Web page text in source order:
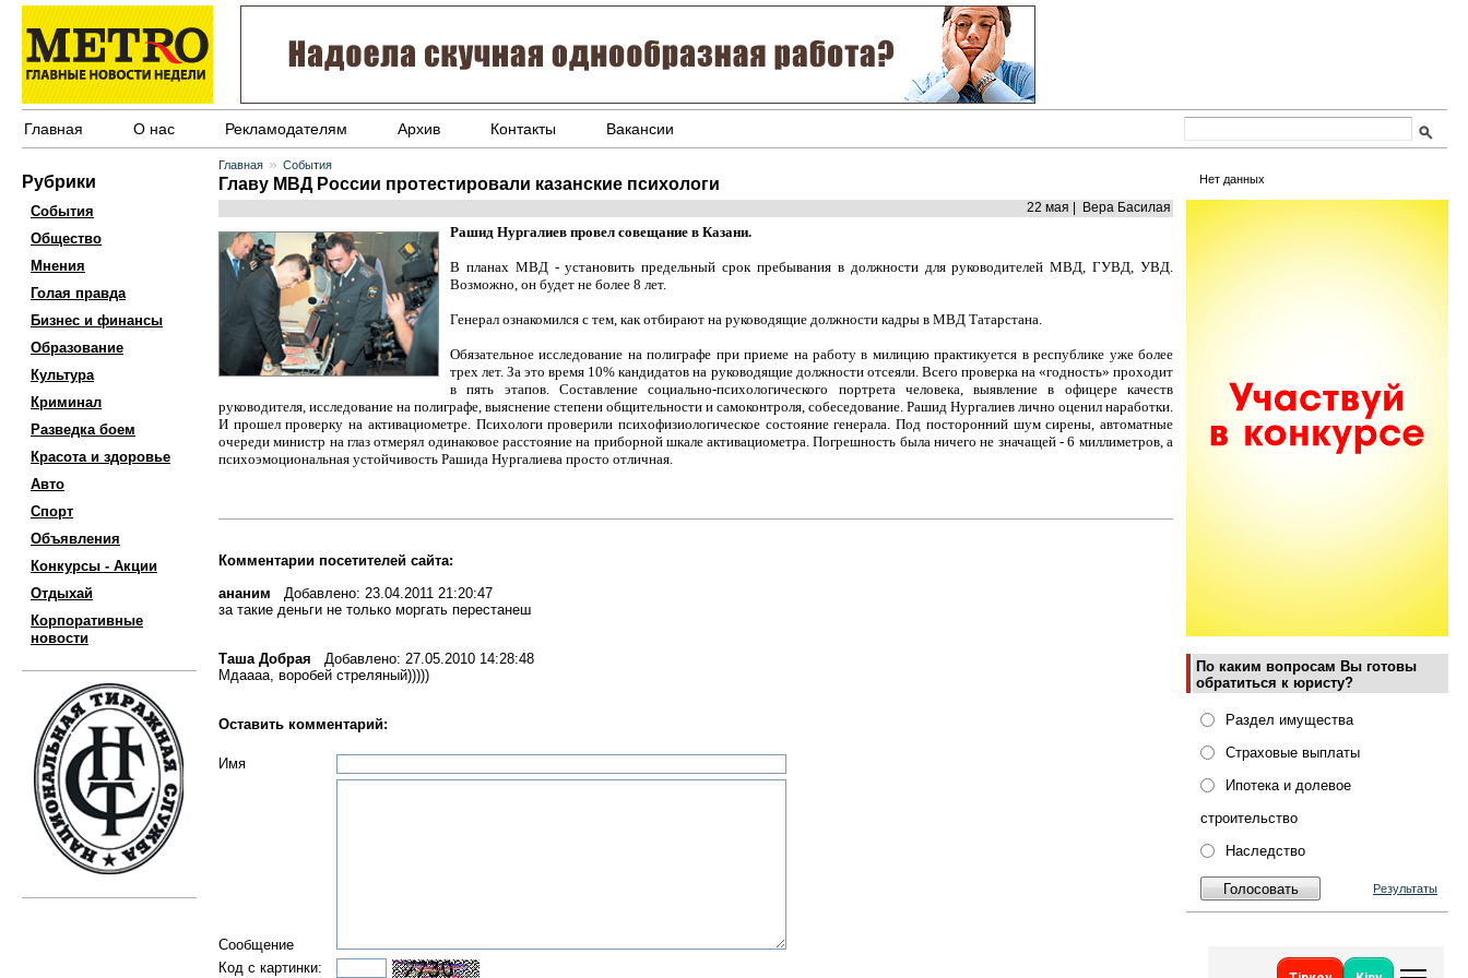
Главная О нас Рекламодателям Архив Контакты Вакансии
Рубрики
События
Общество
Мнения
Голая правда
Бизнес и финансы
Образование
Культура
Криминал
Разведка боем
Красота и здоровье
Авто
Спорт
Объявления
Конкурсы - Акции
Отдыхай
Корпоративные
новости
Нет данных
По каким вопросам Вы готовы
обратиться к юристу?
Раздел имущества
Страховые выплаты
Ипотека и долевое
строительство
Наследство
Результаты
Главная » События
Главу МВД России протестировали казанские психологи
22 мая | Вера Басилая
Рашид Нургалиев провел совещание в Казани.
В планах МВД - установить предельный срок пребывания в должности для руководителей МВД, ГУВД, УВД.
Возможно, он будет не более 8 лет.
Генерал ознакомился с тем, как отбирают на руководящие должности кадры в МВД Татарстана.
Обязательное исследование на полиграфе при приеме на работу в милицию практикуется в республике уже более
трех лет. За это время 10% кандидатов на руководящие должности отсеяли. Всего проверка на «годность» проходит
в пять этапов. Составление социально-психологического портрета человека, выявление в офицере качеств
руководителя, исследование на полиграфе, выяснение степени общительности и самоконтроля, собеседование. Рашид Нургалиев лично оценил наработки.
И прошел проверку на активациометре. Психологи проверили психофизиологическое состояние генерала. Под посторонний шум сирены, автоматные
очереди министр на глаз отмерял одинаковое расстояние на приборной шкале активациометра. Погрешность была ничего не значащей - 6 миллиметров, а
психоэмоциональная устойчивость Рашида Нургалиева просто отличная.
Комментарии посетителей сайта:
ананим Добавлено: 23.04.2011 21:20:47
за такие деньги не только моргать перестанеш
Таша Добрая Добавлено: 27.05.2010 14:28:48
Мдаааа, воробей стреляный)))))
Оставить комментарий:
Имя
Сообщение
Код с картинки: